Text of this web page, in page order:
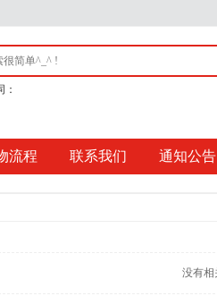
流程 联系我们 通知公告
没有相